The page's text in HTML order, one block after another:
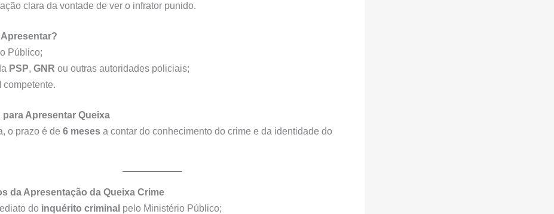
clara da vontade de ver o infrator punido.
Público;
PSP, GNR ou outras autoridades policiais;
competente.
para Apresentar Queixa
o prazo é de 6 meses a contar do conhecimento do crime e da identidade do
da Apresentação da Queixa Crime
do inquérito criminal pelo Ministério Público;